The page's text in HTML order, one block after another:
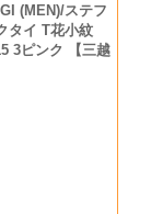
(MEN)/ステフ
タイ T花小紋
3ピンク 【三越